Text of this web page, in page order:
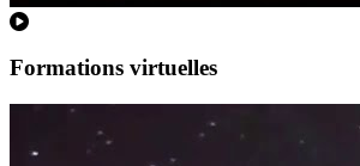
Formations virtuelles